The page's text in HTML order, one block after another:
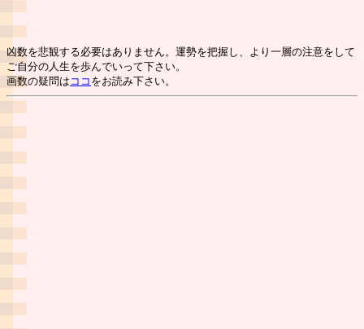
凶数を悲観する必要はありません。運勢を把握し、より一層の注意をして
ご自分の人生を歩んでいって下さい。
画数の疑問は ココ をお読み下さい。